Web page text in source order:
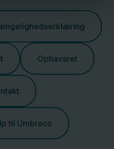
Ophavsret
til Umbraco